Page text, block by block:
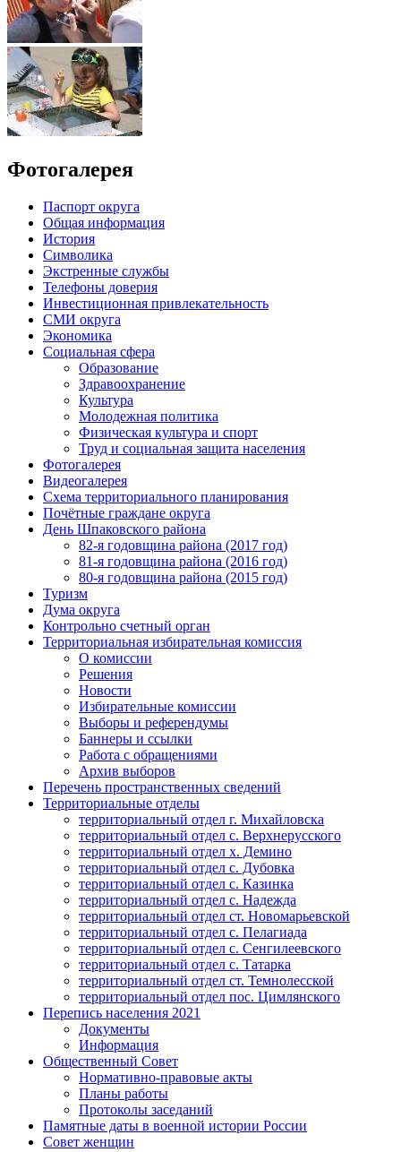
Фотогалерея
Паспорт округа
Общая информация
История
Символика
Экстренные службы
Телефоны доверия
Инвестиционная привлекательность
СМИ округа
Экономика
Социальная сфера
Образование
Здравоохранение
Культура
Молодежная политика
Физическая культура и спорт
Труд и социальная защита населения
Фотогалерея
Видеогалерея
Схема территориального планирования
Почётные граждане округа
День Шпаковского района
82-я годовщина района (2017 год)
81-я годовщина района (2016 год)
80-я годовщина района (2015 год)
Туризм
Дума округа
Контрольно счетный орган
Территориальная избирательная комиссия
О комиссии
Решения
Новости
Избирательные комиссии
Выборы и референдумы
Баннеры и ссылки
Работа с обращениями
Архив выборов
Перечень пространственных сведений
Территориальные отделы
территориальный отдел г. Михайловска
территориальный отдел с. Верхнерусского
территориальный отдел х. Демино
территориальный отдел с. Дубовка
территориальный отдел с. Казинка
территориальный отдел с. Надежда
территориальный отдел ст. Новомарьевской
территориальный отдел с. Пелагиада
территориальный отдел с. Сенгилеевского
территориальный отдел с. Татарка
территориальный отдел ст. Темнолесской
территориальный отдел пос. Цимлянского
Перепись населения 2021
Документы
Информация
Общественный Совет
Нормативно-правовые акты
Планы работы
Протоколы заседаний
Памятные даты в военной истории России
Совет женщин